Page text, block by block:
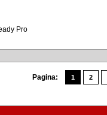
Pro
Pagina: 1 2